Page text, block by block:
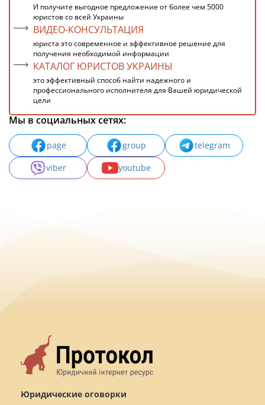
И получите выгодное предложение от более чем 5000
юристов со всей Украины
ВИДЕО-КОНСУЛЬТАЦИЯ
юриста это современное и эффективное решение для
получения необходимой информации
КАТАЛОГ ЮРИСТОВ УКРАИНЫ
это эффективный способ найти надежного и
профессионального исполнителя для Вашей юридической
цели
Мы в социальных сетях:
page group
telegram
viber
youtube
Юридические оговорки